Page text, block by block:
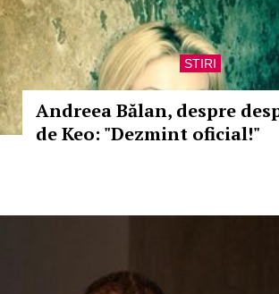
STIRI
Andreea Bălan, despre
de Keo: "Dezmint oficial!"